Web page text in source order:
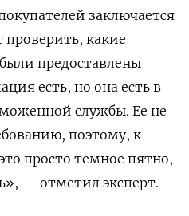
заключается
проверить, какие
предоставлены
есть, но она есть в
службы. Ее не
поэтому, к
просто темное пятно,
— отметил эксперт.